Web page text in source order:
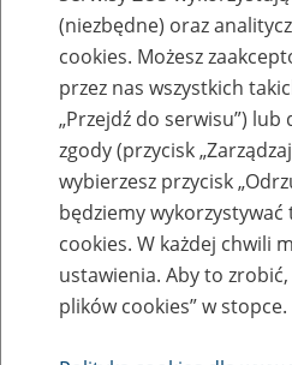
podana
Przejdź do strony głównej
(niezbędne) oraz
cookies. Możesz
przez nas wszystkich
„Przejdź do serwisu”)
zgody (przycisk
wybierzesz przycisk
będziemy
cookies. W każdej chwili
ustawienia. Aby to
plików cookies” w stopce.